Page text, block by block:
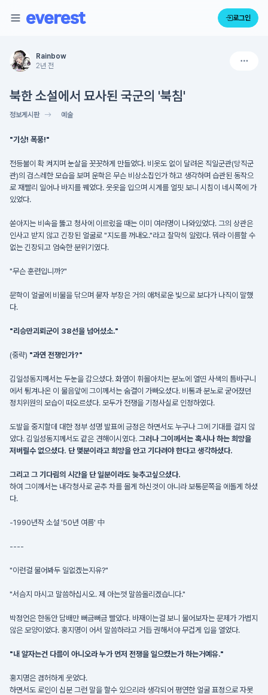
로그인
Rainbow
2년 전
북한 소설에서 묘사된 국군의 '북침'
정보게시판 예술
"기상! 폭풍!"
전등불이 확 켜지며 눈살을 꼿꼿하게 만들었다. 비옷도 없이 달려온 직일군관(당직군
관)의 검스레한 모습을 보며 운학은 무슨 비상소집인가 하고 생각하며 습관된 동작으
로 재빨리 일어나 바지를 꿰었다. 웃옷을 입으며 시계를 얼핏 보니 시침이 네시쪽에 가
있었다.
쏟아지는 비속을 뚫고 청사에 이르렀을 때는 이미 여러명이 나와있었다. 그의 상관은
인사고 받지 않고 긴장된 얼굴로 "지도를 꺼내오."라고 잘막히 알렸다. 뭐라 이름할 수
없는 긴장되고 엄숙한 분위기였다.
"무슨 훈련입니까?"
문학이 얼굴에 비물을 닦으며 묻자 부장은 거의 애처로운 빛으로 보다가 나직이 말했
다.
"리승만괴뢰군이 38선을 넘어섰소."
(중략) "과연 전쟁인가?"
김일성동지께서는 두눈을 감으셨다. 화염이 휘몰아치는 분노에 열띤 사색의 틈바구니
에서 튕겨나온 이 물음앞에 그이께서는 숨결이 가빠오셨다. 비통과 분노로 굳어졌던
정치위원의 모습이 떠오르셨다. 모두가 전쟁을 기정사실로 인정하였다.
도발을 중지할데 대한 정부 성명 발표에 긍정은 하면서도 누구나 그에 기대를 걸지 않
았다. 김일성동지께서도 같은 견해이시였다. 그러나 그이께서는 혹시나 하는 희망을
저버릴수 없으셨다. 단 몇분이라고 희망을 안고 기다려야 한다고 생각하셨다.
그리고 그 기다림의 시간을 단 일분이라도 늦추고싶으셨다.
하여 그이께서는 내각청사로 곧추 차를 몰게 하신것이 아니라 보통문쪽을 에돌게 하셨
다.
-1990년작 소설 '50년 여름' 中
----
"이런걸 물어봐두 일없겠는지유?"
"서슴지 마시고 말씀하십시오. 제 아는껏 말씀올리겠습니다."
박정언은 한동안 담배만 뻐금뻐금 빨았다. 바재이는걸 보니 물어보자는 문제가 가볍지
않은 모양이었다. 홍지명이 어서 말씀하라고 거듭 권해서야 무겁게 입을 열었다.
"내 알자는건 다름이 아니오라 누가 먼저 전쟁을 일으켰는가 하는거예유."
홍지명은 겸허하게 웃었다.
하면서도 로인이 십분 그런 말을 할수 있으리라 생각되어 평연한 얼굴 표정으로 자못